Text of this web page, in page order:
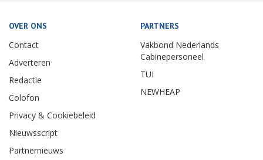
OVER ONS
Contact
Adverteren
Redactie
Colofon
Privacy & Cookiebeleid
Nieuwsscript
Partnernieuws
PARTNERS
Vakbond Nederlands
Cabinepersoneel
TUI
NEWHEAP